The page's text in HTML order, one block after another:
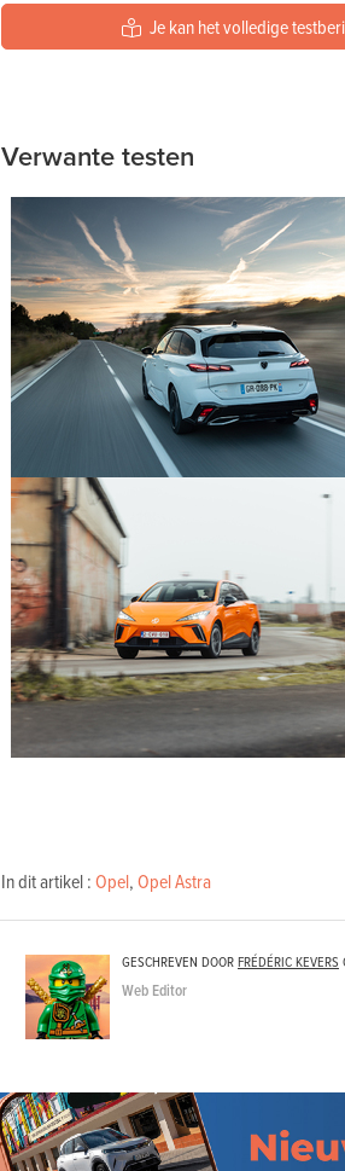
Je kan het volledige
Verwante testen
In dit artikel :Opel,Opel Astra
GESCHREVEN DOORFRÉDÉRIC KEVERS
Web Editor